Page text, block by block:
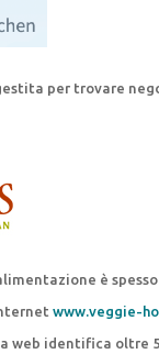
per trovare
è
www.veggie-
web identifica oltre